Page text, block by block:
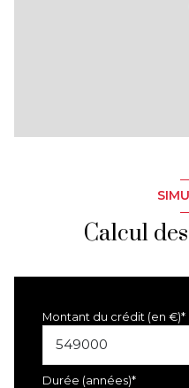
Calcul
Montant du crédit (en €)*
Durée (années)*